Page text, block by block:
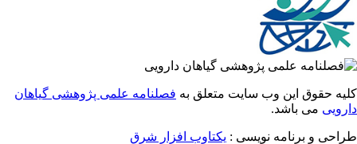
حقوق این وب سایت متعلق بهفصلنامه علمی پژوهشی گیاهان
می باشد.
و برنامه نویسی :یکتاوب افزار شرق